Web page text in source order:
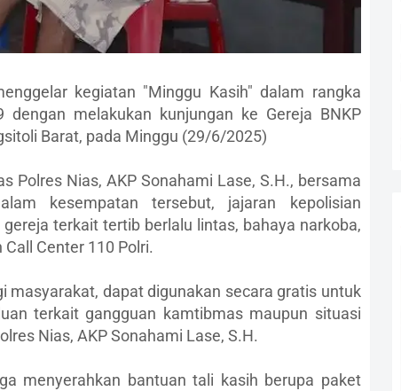
kegiatan "Minggu Kasih" dalam rangka
dengan melakukan kunjungan ke Gereja BNKP
Barat, pada Minggu (29/6/2025)
Polres Nias, AKP Sonahami Lase, S.H., bersama
kesempatan tersebut, jajaran kepolisian
terkait tertib berlalu lintas, bahaya narkoba,
Center 110 Polri.
masyarakat, dapat digunakan secara gratis untuk
terkait gangguan kamtibmas maupun situasi
Nias, AKP Sonahami Lase, S.H.
menyerahkan bantuan tali kasih berupa paket